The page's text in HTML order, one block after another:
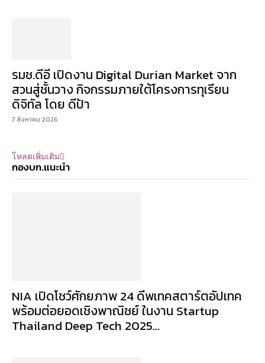
รมช.ดีอี เปิดงาน Digital Durian Market จาก
สวนสู่ชั้นวาง กิจกรรมภายใต้โครงการทุเรียน
ดิจิทัล โดย ดีป้า
7 สิงหาคม 2026
โหลดเพิ่มเติม
กองบก.แนะนำ
NIA เปิดโชว์ศักยภาพ 24 ดีพเทคสตาร์ตอัปเทค
พร้อมต่อยอดเชิงพาณิชย์ ในงาน Startup
Thailand Deep Tech 2025...